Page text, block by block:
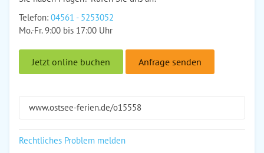
Telefon: 04561 - 5253052
Mo.-Fr. 9:00 bis 17:00 Uhr
Jetzt online buchen Anfrage senden
www.ostsee-ferien.de/o15558
Rechtliches Problem melden